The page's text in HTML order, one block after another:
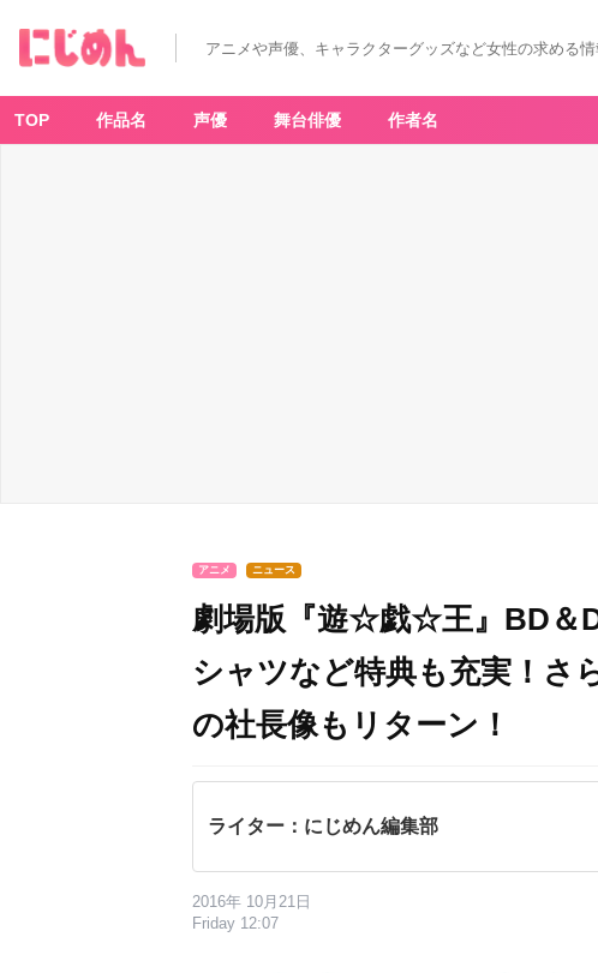
アニメや声優、キャラクターグッズなど女性の求める
TOP 作品名 声優 舞台俳優 作者名
アニメ ニュース
劇場版『遊☆戯☆王』BD＆
シャツなど特典も充実！さ
の社長像もリターン！
ライター：にじめん編集部
2016年 10月21日
Friday 12:07